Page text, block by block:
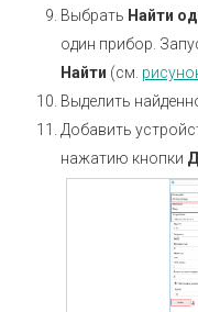
Выбрать Найти
один прибор.
Найти (см.
Выделить
Добавить
нажатию кнопки